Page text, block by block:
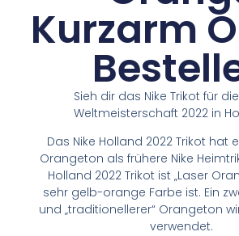
Kurzarm
Sieh dir das Nike Trikot für
Weltmeisterschaft 2022 in
Das Nike Holland 2022 Trikot hat
Orangeton als frühere Nike
Holland 2022 Trikot ist „Laser
sehr gelb-orange Farbe ist. Ein
und „traditionellerer“ Orangeton
verwendet.